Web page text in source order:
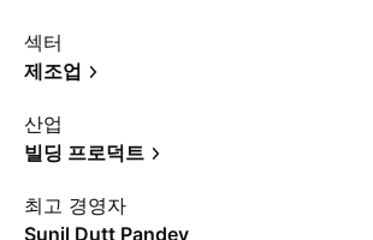
섹터
제조업
산업
빌딩 프로덕트
최고 경영자
Sunil Dutt Pandey